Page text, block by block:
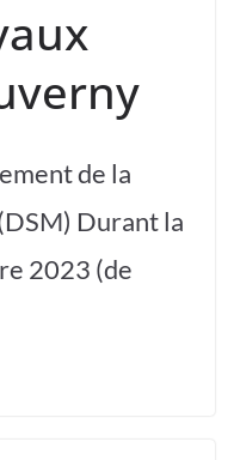
de la
Durant la
2023 (de